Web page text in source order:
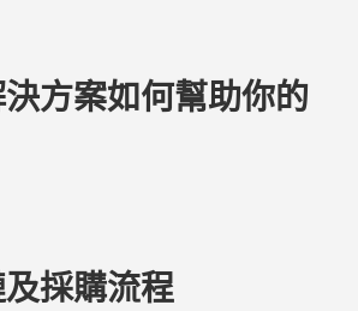
方案如何幫助你的
採購流程